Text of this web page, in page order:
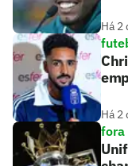
Há 2
Há 2
fora